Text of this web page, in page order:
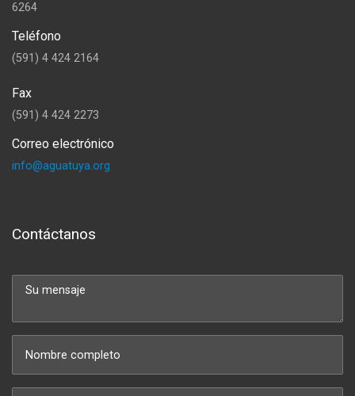
6264
Teléfono
(591) 4 424 2164
Fax
(591) 4 424 2273
Correo electrónico
info@aguatuya.org
Contáctanos